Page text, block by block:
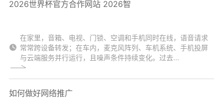
2026世界杯官方合作网站 2026智
在家里，音箱、电视、门锁、空调和手机同时在线，语音请求
常常跨设备转发；在车内，麦克风阵列、车机系统、手机投屏
与云端服务并行运行，且噪声条件持续变化。过去...
如何做好网络推广